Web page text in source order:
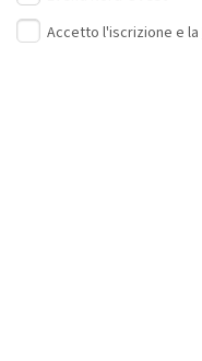
Accetto l'iscrizione e la